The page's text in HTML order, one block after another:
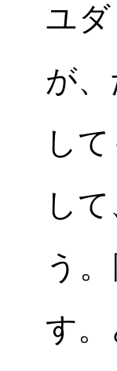
ユ
が
し
し
う
す